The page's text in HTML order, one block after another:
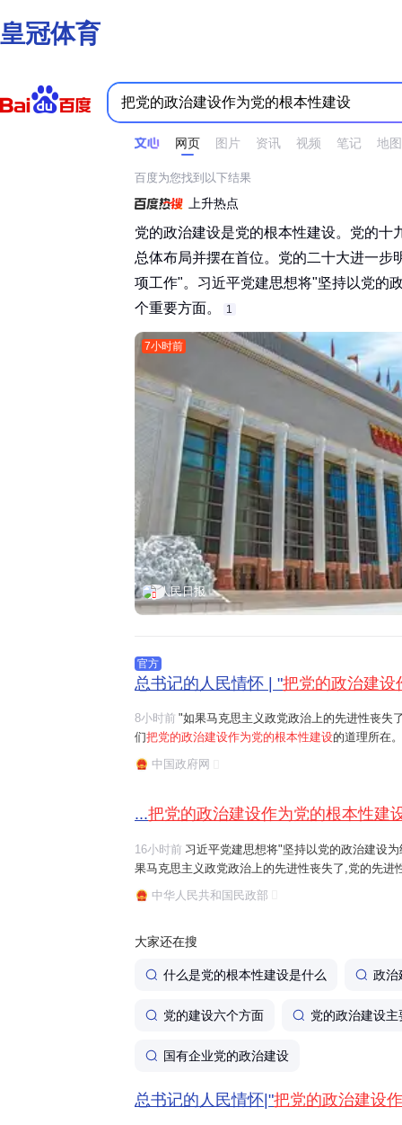
皇冠体育
网页 图片 资讯 视频 笔记 地图
时间不限 所有网页和文件 站点内检索
百度为您找到以下结果
上升热点
党的政治建设是党的根本性建设。党的十
总体布局并摆在首位。党的二十大进一步
项工作"。习近平党建思想将"坚持以党的
个重要方面。‌‌
1
7小时前
人民日报
官方
总书记的人民情怀 | "把党的政治建设
8小时前 "如果马克思主义政党政治上的先进性丧失
们把党的政治建设作为党的根本性建设的道理所在
任务是保证全党服从中央,坚持党中央权威和集中
中国政府网
...把党的政治建设作为党的根本性建
16小时前 习近平党建思想将"坚持以党的政治建设
果马克思主义政党政治上的先进性丧失了,党的先进
治建设作为党的根本性建设
全党服从中央,坚持党中央权威和集中统一...
中华人民共和国民政部
大家还在搜
什么是党的根本性建设是什么 政治
党的建设六个方面 党的政治建设主
国有企业党的政治建设
总书记的人民情怀|"把党的政治建设